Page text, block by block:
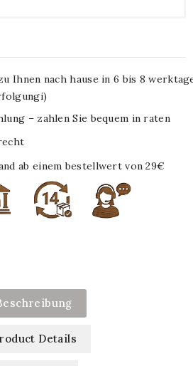
Ihnen nach hause in 6 bis 8
– zahlen Sie bequem in raten
ab einem bestellwert von 29€
Details